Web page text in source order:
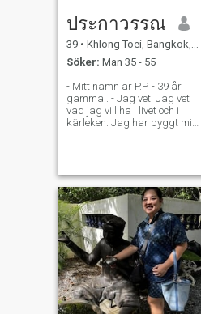
väntar du på då? Jag letar
inte efter skoj, jag letar efter
en man som är smart, snäll
och villig att investera i mitt
liv - inte bara njuta av min
kropp. Håll dig genom mina
höjder och dalar, och jag ska
vara din frid med allt jag
har. Jag tror att attraktion
kommer från kontakt och
mina. Jag förstår varför
vissa tänker så, men alla
thailändska kvinnor är inte
likadana. Jag värderar
uppriktighet, respekt och
känslomässiga band
mycket mer än pengar. Jag
tror att ett riktigt förhållande
handlar om att bry sig om
varandra, inte döma efter
stereotyper. P. Förlåt, P. S Jag
värdesätter ansträngning
ประกาวรรณ
39 • Khlong Toei, Bangkok, Thailand
Söker: Man 35 - 55
- Mitt namn är P.P. - 39 år
gammal. - Jag vet. Jag vet
vad jag vill ha i livet och i
kärleken. Jag har byggt min
en man som är snäll,
självsäker och vet hur man
tar hand om kvinnan han
älskar, inte bara med ord,
utan med handlingar Om du
är redo för något verkligt, låt
oss börja med god energi
och se vart det går. - Jag
behöver en man. - En man?
Om du inte är intresserad,